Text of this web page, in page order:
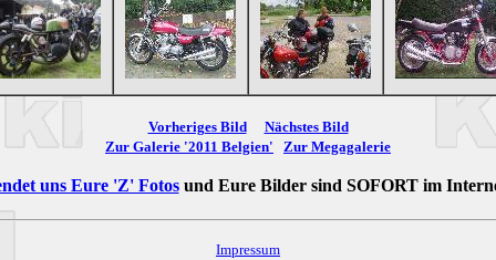
Vorheriges Bild
Nächstes Bild
Zur Galerie '2011 Belgien'
Zur Megagalerie
uns Eure 'Z' Fotosund Eure Bilder sind SOFORTim
Impressum